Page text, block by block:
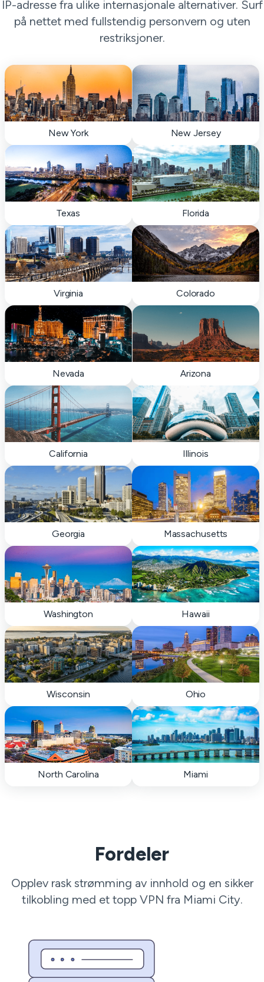
IP-adresse fra ulike internasjonale alternativer. Surf
på nettet med fullstendig personvern og uten
restriksjoner.
New York New Jersey
Texas Florida
Virginia Colorado
Nevada Arizona
California Illinois
Georgia Massachusetts
Washington Hawaii
Wisconsin Ohio
North Carolina Miami
Fordeler
Opplev rask strømming av innhold og en sikker
tilkobling med et topp VPN fra Miami City.